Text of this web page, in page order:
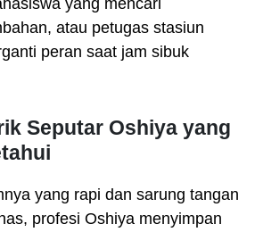
atau petugas stasiun
peran saat jam sibuk
Seputar Oshiya yang
yang rapi dan sarung tangan
profesi Oshiya menyimpan